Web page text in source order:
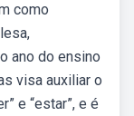
como
ano do ensino
visa auxiliar o
e “estar”, e é